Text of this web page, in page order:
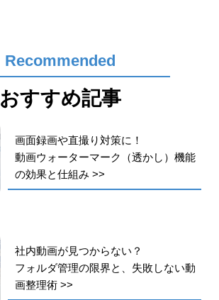
Recommended
おすすめ記事
画面録画や直撮り対策に！
動画ウォーターマーク（透かし）機能
の効果と仕組み>>
社内動画が見つからない？
フォルダ管理の限界と、失敗しない動
画整理術>>